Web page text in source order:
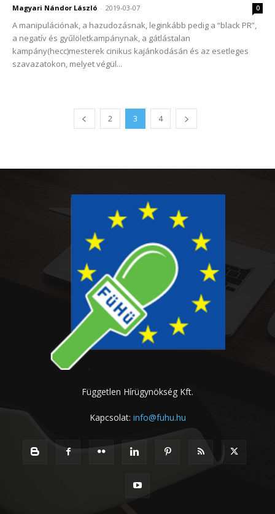
Magyari Nándor László - 2019-03-07 0
A manipulációnak, a hazudozásnak, leginkább pedig a “black PR”,
a negatív és gyűlöletkampánynak, a gátlástalan
kampány(hecc)mesterek cinikus kajánkodásán és az esetleges
szavazatokon, melyet végül...
2 3 4
Független Hírügynökség Kft.
Kapcsolat: info@fuhu.hu